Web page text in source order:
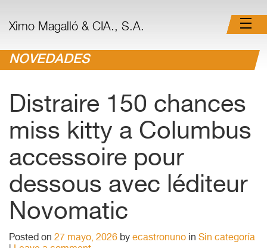
Ximo Magalló & CIA., S.A.
NOVEDADES
Distraire 150 chances
miss kitty a Columbus
accessoire pour
dessous avec léditeur
Novomatic
Posted on 27 mayo, 2026 by ecastronuno in Sin categoría